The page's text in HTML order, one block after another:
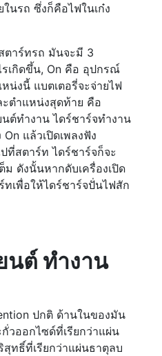
นรถ ซึ่งก็คือไฟในเก๋ง
ตาร์ทรถ มันจะมี 3
เกิดขึ้น, On คือ อุปกรณ์
น่งนี้ แบตเตอรี่จะจ่ายไฟ
ตำแหน่งสุดท้าย คือ
ต์ทำงาน ไดร์ชาร์จทำงาน
แล้วเปิดเพลงฟัง
ที่สตาร์ท ไดร์ชาร์จก็จะ
ม ดังนั้นหากดับเครื่องเปิด
ทเพื่อให้ไดร์ชาร์จปั่นไฟสัก
นต์ ทำงาน
ปกติ ด้านในของมัน
วออกไซด์ที่เรียกว่าแผ่น
ทธิ์ที่เรียกว่าแผ่นธาตุลบ